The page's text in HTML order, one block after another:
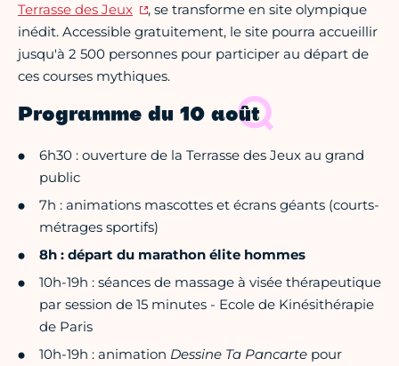
Terrasse des Jeux
, se transforme en site olympique
inédit. Accessible gratuitement, le site pourra accueillir
jusqu'à 2 500 personnes pour participer au départ de
ces courses mythiques.
Programme du 10 août
6h30 : ouverture de la Terrasse des Jeux au grand
public
7h : animations mascottes et écrans géants (courts-
métrages sportifs)
8h : départ du marathon élite hommes
10h-19h : séances de massage à visée thérapeutique
par session de 15 minutes - Ecole de Kinésithérapie
de Paris
10h-19h : animation Dessine Ta Pancarte pour